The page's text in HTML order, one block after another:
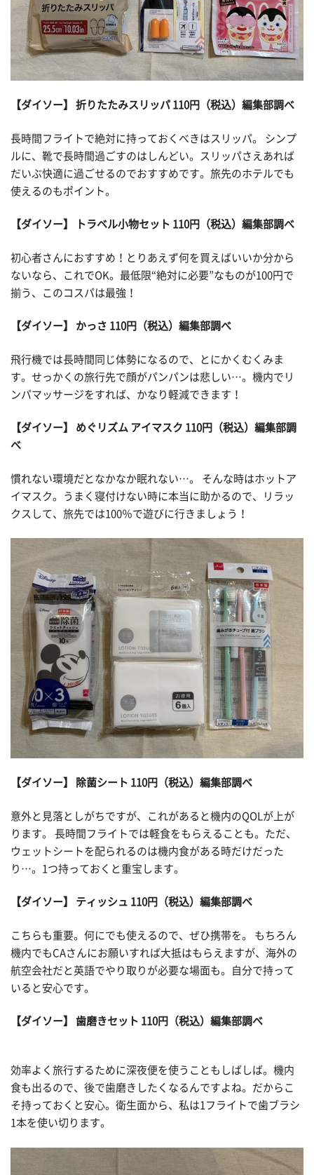
【ダイソー】 折りたたみスリッパ 110円（税込）編集部調べ
長時間フライトで絶対に持っておくべきはスリッパ。 シンプ
ルに、靴で長時間過ごすのはしんどい。スリッパさえあれば
だいぶ快適に過ごせるのでおすすめです。旅先のホテルでも
使えるのもポイント。
【ダイソー】 トラベル小物セット 110円（税込）編集部調べ
初心者さんにおすすめ！とりあえず何を買えばいいか分から
ないなら、これでOK。最低限“絶対に必要”なものが100円で
揃う、このコスパは最強！
【ダイソー】 かっさ 110円（税込）編集部調べ
飛行機では長時間同じ体勢になるので、とにかくむくみま
す。せっかくの旅行先で顔がパンパンは悲しい…。機内でリ
ンパマッサージをすれば、かなり軽減できます！
【ダイソー】 めぐリズム アイマスク 110円（税込）編集部調
べ
慣れない環境だとなかなか眠れない…。 そんな時はホットア
イマスク。うまく寝付けない時に本当に助かるので、リラッ
クスして、旅先では100％で遊びに行きましょう！
【ダイソー】 除菌シート 110円（税込）編集部調べ
意外と見落としがちですが、これがあると機内のQOLが上が
ります。 長時間フライトでは軽食をもらえることも。ただ、
ウェットシートを配られるのは機内食がある時だけだった
り…。1つ持っておくと重宝します。
【ダイソー】 ティッシュ 110円（税込）編集部調べ
こちらも重要。何にでも使えるので、ぜひ携帯を。 もちろん
機内でもCAさんにお願いすれば大抵はもらえますが、海外の
航空会社だと英語でやり取りが必要な場面も。自分で持って
いると安心です。
【ダイソー】 歯磨きセット 110円（税込）編集部調べ
効率よく旅行するために深夜便を使うこともしばしば。機内
食も出るので、後で歯磨きしたくなるんですよね。だからこ
そ持っておくと安心。衛生面から、私は1フライトで歯ブラシ
1本を使い切ります。